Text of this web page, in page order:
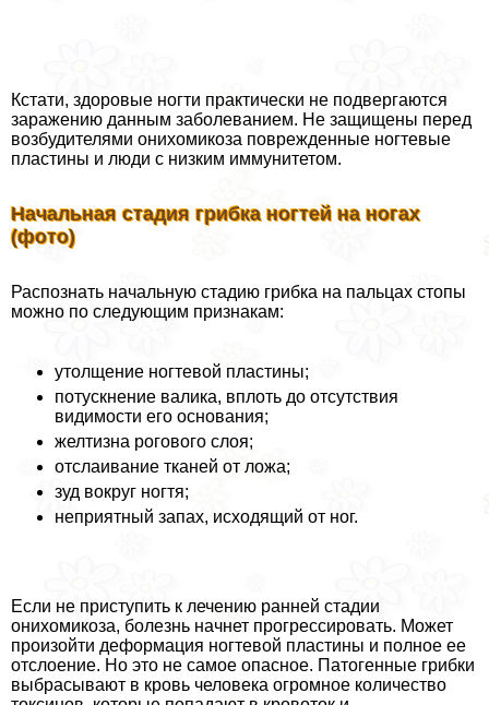
Кстати, здоровые ногти пpaктически не подвергаются
заражению данным заболеванием. Не защищены перед
возбудителями онихомикоза поврежденные ногтевые
пластины и люди с низким иммунитетом.
Начальная стадия грибка ногтей на ногах
(фото)
Распознать начальную стадию грибка на пальцах стопы
можно по следующим признакам:
утолщение ногтевой пластины;
потускнение валика, вплоть до отсутствия
видимости его основания;
желтизна рогового слоя;
отслаивание тканей от ложа;
зуд вокруг ногтя;
неприятный запах, исходящий от ног.
Если не приступить к лечению ранней стадии
онихомикоза, болезнь начнет прогрессировать. Может
произойти деформация ногтевой пластины и полное ее
отслоение. Но это не самое опасное. Патогенные грибки
выбрасывают в кровь человека огромное количество